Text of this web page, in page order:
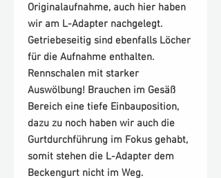
Originalaufnahme, auch hier haben
wir am L-Adapter nachgelegt.
Getriebeseitig sind ebenfalls Löcher
für die Aufnahme enthalten.
Rennschalen mit starker
Auswölbung! Brauchen im Gesäß
Bereich eine tiefe Einbauposition,
dazu zu noch haben wir auch die
Gurtdurchführung im Fokus gehabt,
somit stehen die L-Adapter dem
Beckengurt nicht im Weg.